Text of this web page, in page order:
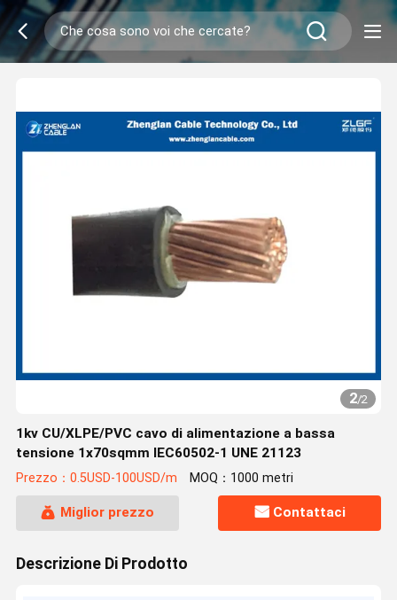
2/2
1kv CU/XLPE/PVC cavo di alimentazione a bassa
tensione 1x70sqmm IEC60502-1 UNE 21123
Prezzo：0.5USD-100USD/m MOQ：1000 metri
Miglior prezzo Contattaci
Descrizione Di Prodotto